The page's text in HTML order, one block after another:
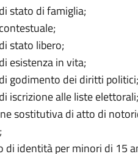
stato di famiglia;
stato libero;
esistenza in vita;
godimento dei diritti politici;
iscrizione alle liste elettorali;
sostitutiva di atto di
di identità per minori di 15